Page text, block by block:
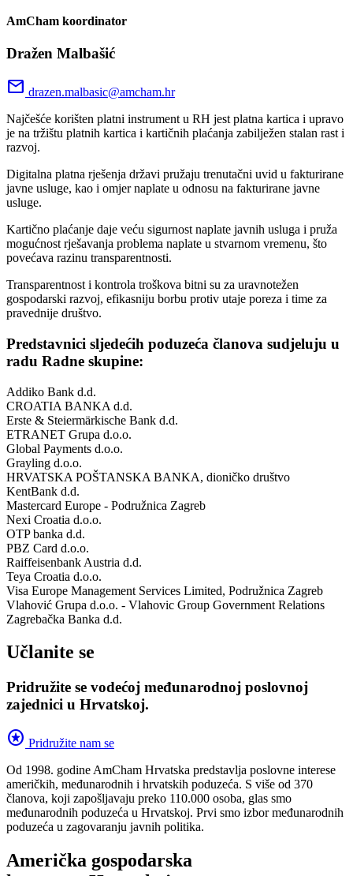
AmCham koordinator
Dražen Malbašić
mail drazen.malbasic@amcham.hr
Najčešće korišten platni instrument u RH jest platna kartica i upravo
je na tržištu platnih kartica i kartičnih plaćanja zabilježen stalan rast i
razvoj.
Digitalna platna rješenja državi pružaju trenutačni uvid u fakturirane
javne usluge, kao i omjer naplate u odnosu na fakturirane javne
usluge.
Kartično plaćanje daje veću sigurnost naplate javnih usluga i pruža
mogućnost rješavanja problema naplate u stvarnom vremenu, što
povećava razinu transparentnosti.
Transparentnost i kontrola troškova bitni su za uravnotežen
gospodarski razvoj, efikasniju borbu protiv utaje poreza i time za
pravednije društvo.
Predstavnici sljedećih poduzeća članova sudjeluju u
radu Radne skupine:
Addiko Bank d.d.
CROATIA BANKA d.d.
Erste & Steiermärkische Bank d.d.
ETRANET Grupa d.o.o.
Global Payments d.o.o.
Grayling d.o.o.
HRVATSKA POŠTANSKA BANKA, dioničko društvo
KentBank d.d.
Mastercard Europe - Podružnica Zagreb
Nexi Croatia d.o.o.
OTP banka d.d.
PBZ Card d.o.o.
Raiffeisenbank Austria d.d.
Teya Croatia d.o.o.
Visa Europe Management Services Limited, Podružnica Zagreb
Vlahović Grupa d.o.o. - Vlahovic Group Government Relations
Zagrebačka Banka d.d.
Učlanite se
Pridružite se vodećoj međunarodnoj poslovnoj
zajednici u Hrvatskoj.
stars Pridružite nam se
Od 1998. godine AmCham Hrvatska predstavlja poslovne interese
američkih, međunarodnih i hrvatskih poduzeća. S više od 370
članova, koji zapošljavaju preko 110.000 osoba, glas smo
međunarodnih poduzeća u Hrvatskoj. Prvi smo izbor međunarodnih
poduzeća u zagovaranju javnih politika.
Američka gospodarska